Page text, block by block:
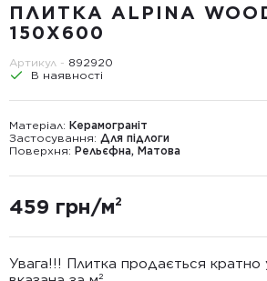
ПЛИТКА ALPINA
150Х600
Артикул - 892920
В наявності
Матеріал: Керамограніт
Застосування: Для підлоги
Поверхня: Рельєфна, Матова
459 грн/м²
Увага!!! Плитка продається кратно